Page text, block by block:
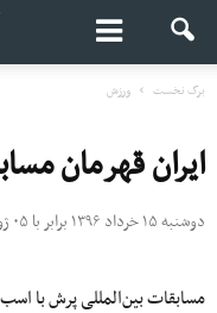
برگ نخست ورزش
ایران قهرمان
دوشنبه ۱۵ خرداد ۱۳۹۶ برابر با ۰۵ ژوئن ۲۰۱۷